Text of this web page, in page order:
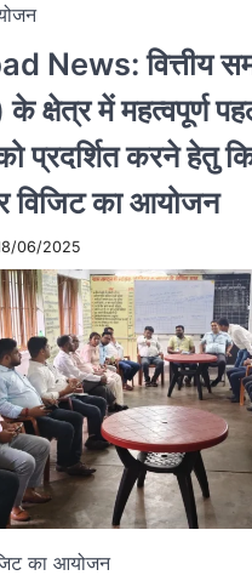
News: वित्तीय
क्षेत्र में महत्वपूर्ण
प्रदर्शित करने हेतु
विजिट का आयोजन
06/2025
का आयोजन